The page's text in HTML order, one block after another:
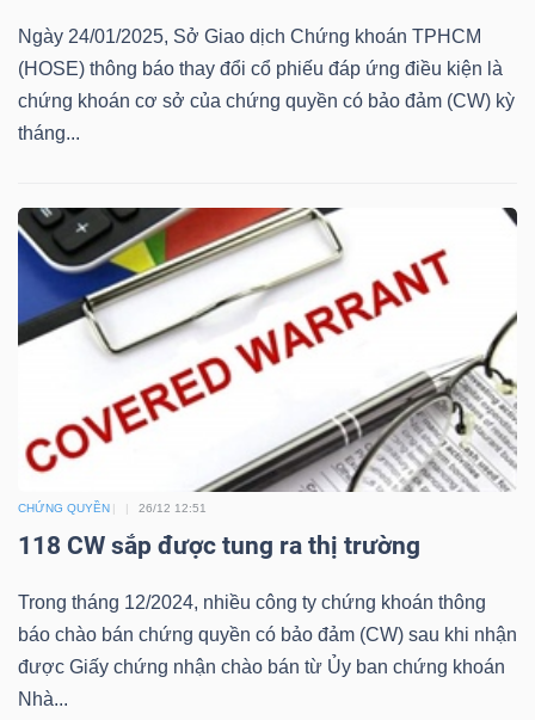
Ngày 24/01/2025, Sở Giao dịch Chứng khoán TPHCM
(HOSE) thông báo thay đổi cổ phiếu đáp ứng điều kiện là
chứng khoán cơ sở của chứng quyền có bảo đảm (CW) kỳ
tháng...
CHỨNG QUYỀN 26/12 12:51
118 CW sắp được tung ra thị trường
Trong tháng 12/2024, nhiều công ty chứng khoán thông
báo chào bán chứng quyền có bảo đảm (CW) sau khi nhận
được Giấy chứng nhận chào bán từ Ủy ban chứng khoán
Nhà...
Sách
tài
Công
thông
tài
chính